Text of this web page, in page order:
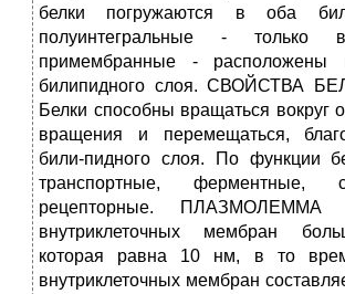
белки погружаются в оба
полуинтегральные -
примембранные - расположены
билипидного слоя. СВОЙСТВА
Белки способны вращаться вокруг
вращения и перемещаться,
били-пидного слоя. По функции
транспортные, ферментные,
рецепторные. ПЛАЗМОЛЕММА
внутриклеточных мембран
которая равна 10 нм, в то
внутриклеточных мембран